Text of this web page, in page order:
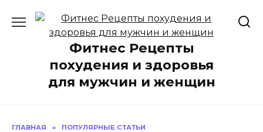
содержанию
Фитнес Рецепты
похудения и здоровья
для мужчин и женщин
ГЛАВНАЯ » ПОПУЛЯРНЫЕ СТАТЬИ